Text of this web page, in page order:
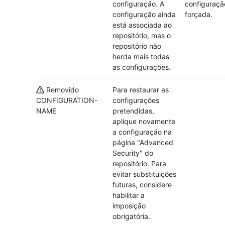
configuração. A
configuração ainda
está associada ao
repositório, mas o
repositório não
herda mais todas
as configurações.
forçada.
Removido
CONFIGURATION-
NAME
Para restaurar as
configurações
pretendidas,
aplique novamente
a configuração na
página "Advanced
Security" do
repositório. Para
evitar substituições
futuras, considere
habilitar a
imposição
obrigatória.